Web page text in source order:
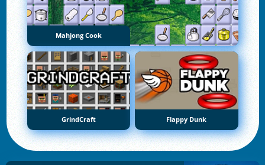
Mahjong Cook
GrindCraft Flappy Dunk